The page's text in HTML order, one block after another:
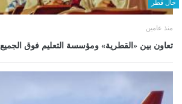
حال قطر
منذ عامين
تعاون بين «القطرية» ومؤسسة التعليم فوق الجميع